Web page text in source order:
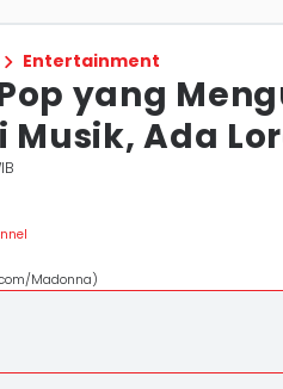
Entertainment
yang
Musik, Ada
Madonna)